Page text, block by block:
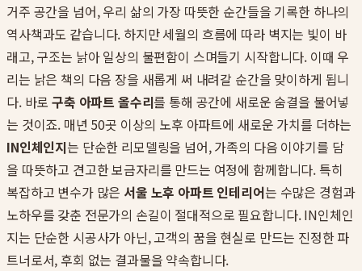
거주 공간을 넘어, 우리 삶의 가장 따뜻한 순간들을 기록한 하나의
역사책과도 같습니다. 하지만 세월의 흐름에 따라 벽지는 빛이 바
래고, 구조는 낡아 일상의 불편함이 스며들기 시작합니다. 이때 우
리는 낡은 책의 다음 장을 새롭게 써 내려갈 순간을 맞이하게 됩니
다. 바로구축 아파트 올수리를 통해 공간에 새로운 숨결을 불어넣
는 것이죠. 매년 50곳 이상의 노후 아파트에 새로운 가치를 더하는
IN인체인지는 단순한 리모델링을 넘어, 가족의 다음 이야기를 담
을 따뜻하고 견고한 보금자리를 만드는 여정에 함께합니다. 특히
복잡하고 변수가 많은 서울 노후 아파트 인테리어는 수많은 경험과
노하우를 갖춘 전문가의 손길이 절대적으로 필요합니다. IN인체인
지는 단순한 시공사가 아닌, 고객의 꿈을 현실로 만드는 진정한 파
트너로서, 후회 없는 결과물을 약속합니다.